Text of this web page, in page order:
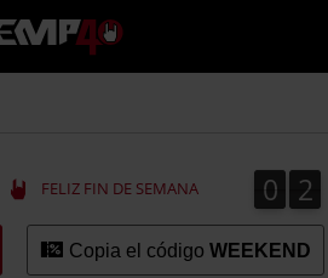
EMP
-
Música,
Merch
Ropa
Alternativa
FELIZ FIN DE SEMANA 0
0 2
2
Copia el código WEEKEND